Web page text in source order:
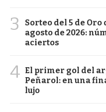
3
Sorteo del 5 de
agosto de 2026:
aciertos
4 El primer gol del
Peñarol: en una
lujo